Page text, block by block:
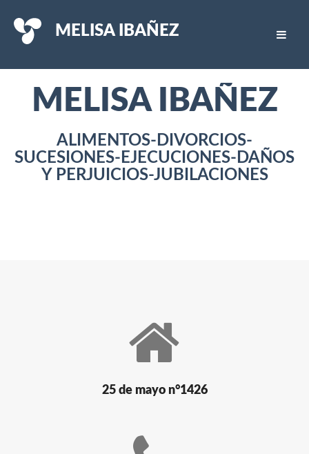
MELISA IBAÑEZ
MELISA IBAÑEZ
ALIMENTOS-DIVORCIOS-
SUCESIONES-EJECUCIONES-DAÑOS
Y PERJUICIOS-JUBILACIONES
25 de mayo n°1426